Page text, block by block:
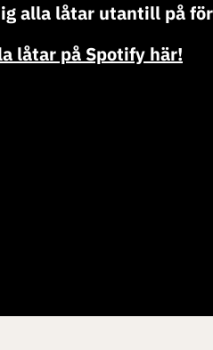
alla låtar utantill på
låtar på Spotify här!